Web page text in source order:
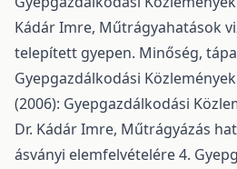
Kádár Imre, Műtrágyahatások
telepített gyepen. Minőség,
Gyepgazdálkodási
(2006): Gyepgazdálkodási
Dr. Kádár Imre, Műtrágyázás
ásványi elemfelvételére 4.